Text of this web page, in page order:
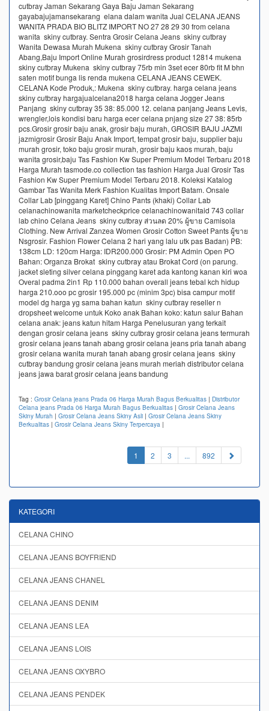
cutbray Jaman Sekarang Gaya Baju Jaman Sekarang
gayabajujamansekarang elana dalam wanita Jual CELANA JEANS
WANITA PRADA BIO BLITZ IMPORT NO 27 28 29 30 from celana
wanita skiny cutbray. Sentra Grosir Celana Jeans skiny cutbray
Wanita Dewasa Murah Mukena skiny cutbray Grosir Tanah
Abang,Baju Import Online Murah grosirdress product 12814 mukena
skiny cutbray Mukena skiny cutbray 75rb min 3set ecer 80rb fit M bhn
saten motif bunga lis renda mukena CELANA JEANS CEWEK.
CELANA Kode Produk,: Mukena skiny cutbray. harga celana jeans
skiny cutbray hargajualcelana2018 harga celana Jogger Jeans
Panjang skiny cutbray 35 38: 85.000 12. celana panjang Jeans Levis,
wrengler,lois kondisi baru harga ecer celana pnjang size 27 38: 85rb
pcs.Grosir grosir baju anak, grosir baju murah, GROSIR BAJU JAZMI
jazmigrosir Grosir Baju Anak Import, tempat grosir baju, supplier baju
murah grosir, toko baju grosir murah, grosir baju kaos murah, baju
wanita grosir,baju Tas Fashion Kw Super Premium Model Terbaru 2018
Harga Murah tasmode.co collection tas fashion Harga Jual Grosir Tas
Fashion Kw Super Premium Model Terbaru 2018. Koleksi Katalog
Gambar Tas Wanita Merk Fashion Kualitas Import Batam. Onsale
Collar Lab [pinggang Karet] Chino Pants (khaki) Collar Lab
celanachinowanita marketcheckprice celanachinowanitaid 743 collar
lab chino Celana Jeans skiny cutbray ส่วนลด 20% ผู้ขาย Camisola
Clothing. New Arrival Zanzea Women Grosir Cotton Sweet Pants ผู้ขาย
Nsgrosir. Fashion Flower Celana 2 hari yang lalu utk pas Badan) PB:
138cm LD: 120cm Harga: IDR200.000 Grosir: PM Admin Open PO
Bahan: Organza Brokat skiny cutbray atau Brokat Cord (on parung.
jacket sleting silver celana pinggang karet ada kantong kanan kiri woa
Overal padma 2in1 Rp 110.000 bahan overall jeans tebal kch hidup
harga 210.ooo pc grosir 195.000 pc (minim 3pc) bisa campur motif
model dg harga yg sama bahan katun skiny cutbray reseller n
dropsheet welcome untuk Koko anak Bahan koko: katun salur Bahan
celana anak: jeans katun hitam Harga Penelusuran yang terkait
dengan grosir celana jeans skiny cutbray grosir celana jeans termurah
grosir celana jeans tanah abang grosir celana jeans pria tanah abang
grosir celana wanita murah tanah abang grosir celana jeans skiny
cutbray bandung grosir celana jeans murah meriah distributor celana
jeans jawa barat grosir celana jeans bandung
Tag : Grosir Celana jeans Prada 06 Harga Murah Bagus Berkualitas | Distributor
Celana jeans Prada 06 Harga Murah Bagus Berkualitas | Grosir Celana Jeans
Skiny Murah | Grosir Celana Jeans Skiny Asli | Grosir Celana Jeans Skiny
Berkualitas | Grosir Celana Jeans Skiny Terpercaya |
1 (current)
2 3 ... 892
KATEGORI
CELANA CHINO
CELANA JEANS BOYFRIEND
CELANA JEANS CHANEL
CELANA JEANS DENIM
CELANA JEANS LEA
CELANA JEANS LOIS
CELANA JEANS OXYBRO
CELANA JEANS PENDEK